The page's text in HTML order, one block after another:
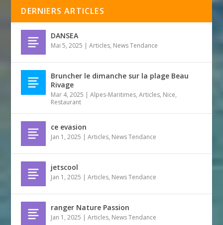
DERNIERS ARTICLES
DANSEA
Mai 5, 2025 |Articles, News Tendance
Bruncher le dimanche sur la plage Beau
Rivage
Mar 4, 2025 |Alpes-Maritimes,Articles, Nice,
Restaurant
ce evasion
Jan 1, 2025 |Articles, News Tendance
jetscool
Jan 1, 2025 |Articles, News Tendance
ranger Nature Passion
Jan 1, 2025 |Articles, News Tendance